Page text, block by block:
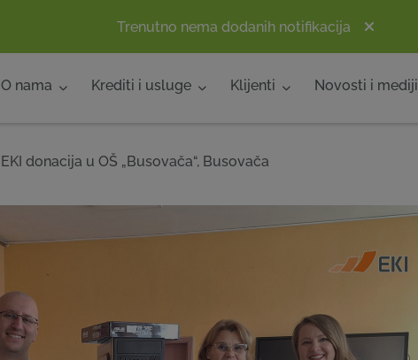
Trenutno nema dodanih notifikacija
O nama Krediti i usluge Klijenti Novosti i mediji
EKI donacija u OŠ „Busovača“, Busovača